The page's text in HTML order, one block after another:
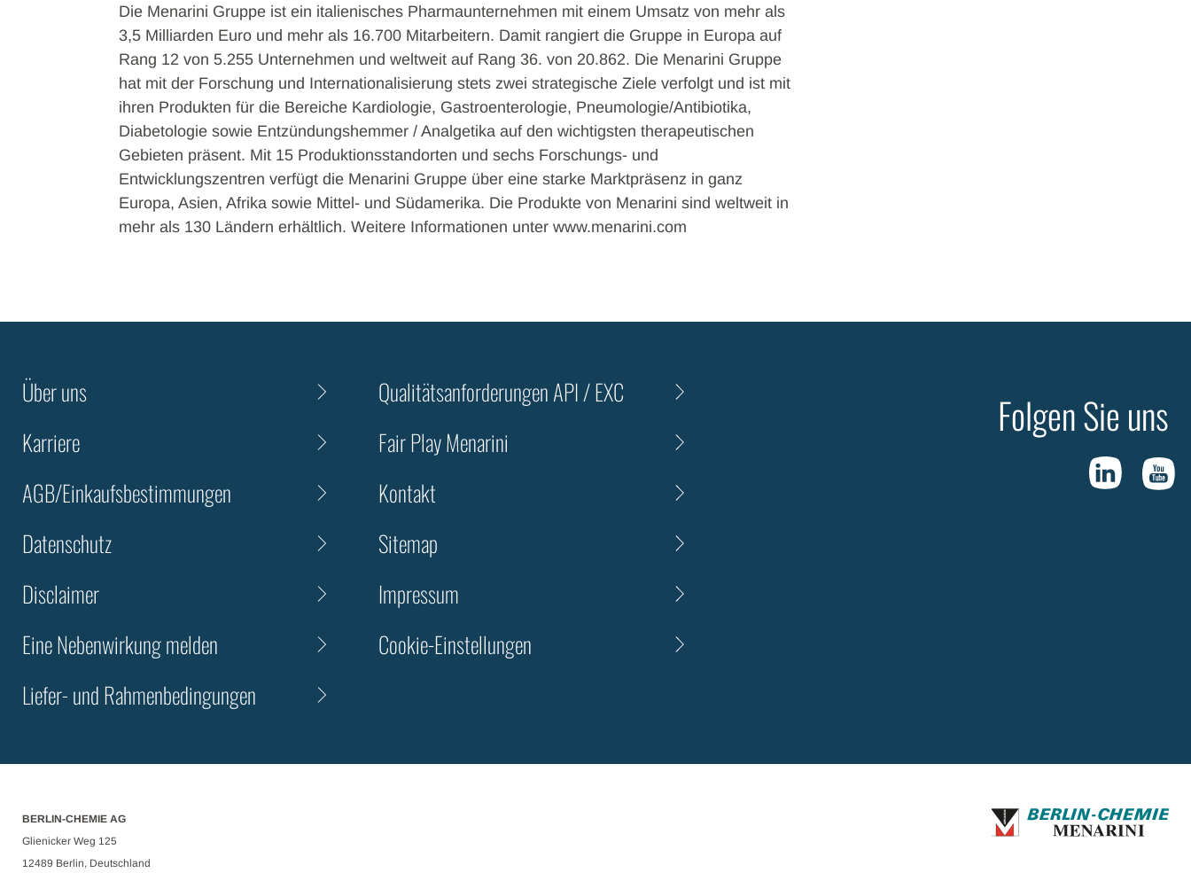
Die Menarini Gruppe ist ein italienisches Pharmaunternehmen mit einem Umsatz von mehr als
3,5 Milliarden Euro und mehr als 16.700 Mitarbeitern. Damit rangiert die Gruppe in Europa auf
Rang 12 von 5.255 Unternehmen und weltweit auf Rang 36. von 20.862. Die Menarini Gruppe
hat mit der Forschung und Internationalisierung stets zwei strategische Ziele verfolgt und ist mit
ihren Produkten für die Bereiche Kardiologie, Gastroenterologie, Pneumologie/Antibiotika,
Diabetologie sowie Entzündungshemmer / Analgetika auf den wichtigsten therapeutischen
Gebieten präsent. Mit 15 Produktionsstandorten und sechs Forschungs- und
Entwicklungszentren verfügt die Menarini Gruppe über eine starke Marktpräsenz in ganz
Europa, Asien, Afrika sowie Mittel- und Südamerika. Die Produkte von Menarini sind weltweit in
mehr als 130 Ländern erhältlich. Weitere Informationen unter www.menarini.com
Über uns
Karriere
AGB/Einkaufsbestimmungen
Datenschutz
Disclaimer
Eine Nebenwirkung melden
Liefer- und Rahmenbedingungen
Qualitätsanforderungen API / EXC
Fair Play Menarini
Kontakt
Sitemap
Impressum
Cookie-Einstellungen
Folgen Sie uns
BERLIN-CHEMIE AG
Glienicker Weg 125
12489 Berlin, Deutschland